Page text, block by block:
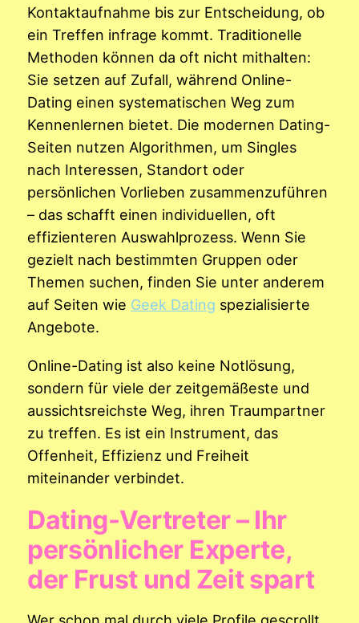
Kontaktaufnahme bis zur Entscheidung, ob
ein Treffen infrage kommt. Traditionelle
Methoden können da oft nicht mithalten:
Sie setzen auf Zufall, während Online-
Dating einen systematischen Weg zum
Kennenlernen bietet. Die modernen Dating-
Seiten nutzen Algorithmen, um Singles
nach Interessen, Standort oder
persönlichen Vorlieben zusammenzuführen
– das schafft einen individuellen, oft
effizienteren Auswahlprozess. Wenn Sie
gezielt nach bestimmten Gruppen oder
Themen suchen, finden Sie unter anderem
auf Seiten wie Geek Dating spezialisierte
Angebote.
Online-Dating ist also keine Notlösung,
sondern für viele der zeitgemäßeste und
aussichtsreichste Weg, ihren Traumpartner
zu treffen. Es ist ein Instrument, das
Offenheit, Effizienz und Freiheit
miteinander verbindet.
Dating-Vertreter – Ihr
persönlicher Experte,
der Frust und Zeit spart